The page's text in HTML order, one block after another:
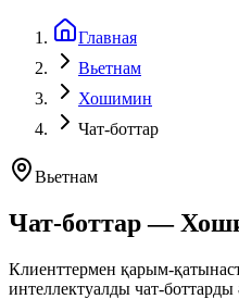
Главная
Вьетнам
Хошимин
Чат-боттар
Вьетнам
Чат-боттар —
Клиенттермен қарым-
интеллектуалды чат-боттарды